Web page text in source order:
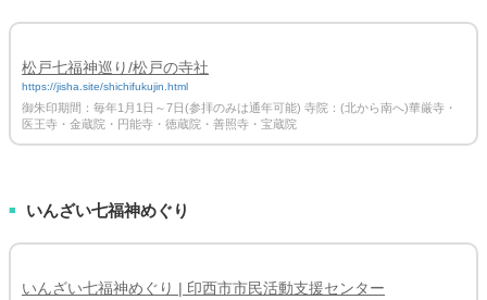
松戸七福神巡り/松戸の寺社
https://jisha.site/shichifukujin.html
御朱印期間：毎年1月1日～7日(参拝のみは通年可能) 寺院：(北から南へ)華厳寺・
医王寺・金蔵院・円能寺・徳蔵院・善照寺・宝蔵院
■ いんざい七福神めぐり
いんざい七福神めぐり | 印西市市民活動支援センター